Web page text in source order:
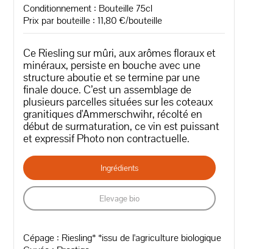
Conditionnement : Bouteille 75cl
Prix par bouteille : 11,80 €/bouteille
Ce Riesling sur mûri, aux arômes floraux et
minéraux, persiste en bouche avec une
structure aboutie et se termine par une
finale douce. C’est un assemblage de
plusieurs parcelles situées sur les coteaux
granitiques d'Ammerschwihr, récolté en
début de surmaturation, ce vin est puissant
et expressif Photo non contractuelle.
Ingrédients
Elevage bio
Cépage : Riesling* *issu de l'agriculture biologique